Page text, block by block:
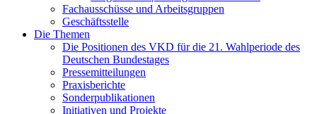
Fachausschüsse und Arbeitsgruppen
Geschäftsstelle
Die Themen
Die Positionen des VKD für die 21. Wahlperiode des
Deutschen Bundestages
Pressemitteilungen
Praxisberichte
Sonderpublikationen
Initiativen und Projekte